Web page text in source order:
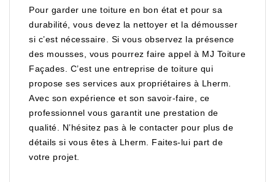
Pour garder une toiture en bon état et pour sa
durabilité, vous devez la nettoyer et la démousser
si c’est nécessaire. Si vous observez la présence
des mousses, vous pourrez faire appel à MJ Toiture
Façades. C’est une entreprise de toiture qui
propose ses services aux propriétaires à Lherm.
Avec son expérience et son savoir-faire, ce
professionnel vous garantit une prestation de
qualité. N’hésitez pas à le contacter pour plus de
détails si vous êtes à Lherm. Faites-lui part de
votre projet.